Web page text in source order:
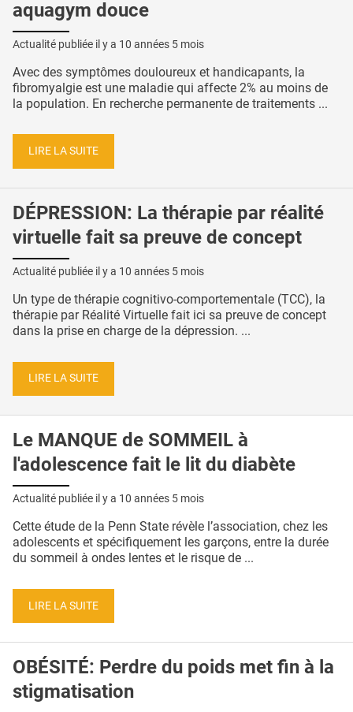
aquagym douce
Actualité publiée il y a 10 années 5 mois
Avec des symptômes douloureux et handicapants, la
fibromyalgie est une maladie qui affecte 2% au moins de
la population. En recherche permanente de traitements ...
LIRE LA SUITE
DÉPRESSION: La thérapie par réalité
virtuelle fait sa preuve de concept
Actualité publiée il y a 10 années 5 mois
Un type de thérapie cognitivo-comportementale (TCC), la
thérapie par Réalité Virtuelle fait ici sa preuve de concept
dans la prise en charge de la dépression. ...
LIRE LA SUITE
Le MANQUE de SOMMEIL à
l'adolescence fait le lit du diabète
Actualité publiée il y a 10 années 5 mois
Cette étude de la Penn State révèle l’association, chez les
adolescents et spécifiquement les garçons, entre la durée
du sommeil à ondes lentes et le risque de ...
LIRE LA SUITE
OBÉSITÉ: Perdre du poids met fin à la
stigmatisation